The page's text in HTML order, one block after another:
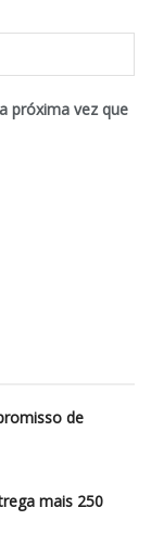
próxima vez que
de
mais 250